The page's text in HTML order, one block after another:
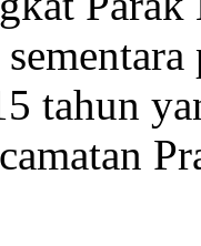
tahun